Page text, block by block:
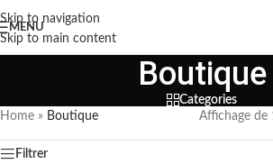
Skip to navigation
Skip to main content
MENU
Boutique
Categories
Home » Boutique Affichage de
Filtrer